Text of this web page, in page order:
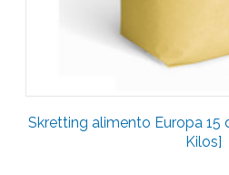
Skretting alimento Europa 15
Kilos]